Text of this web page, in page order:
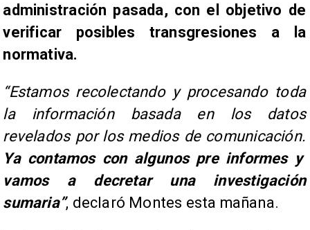
administración pasada, con el objetivo de
verificar posibles transgresiones a la
normativa.
“Estamos recolectando y procesando toda
la información basada en los datos
revelados por los medios de comunicación.
Ya contamos con algunos pre informes y
vamos a decretar una investigación
sumaria”, declaró Montes esta mañana.